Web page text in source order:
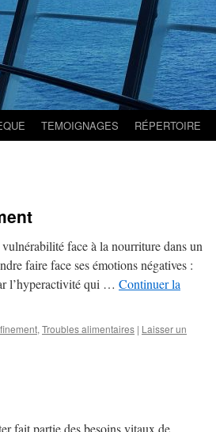
TEMOIGNAGES RÉPERTOIRE
face à la nourriture dans un
faire face ses émotions négatives :
l’hyperactivité qui … Continuer la
, Troubles alimentaires | Laisser un
partie des besoins vitaux de